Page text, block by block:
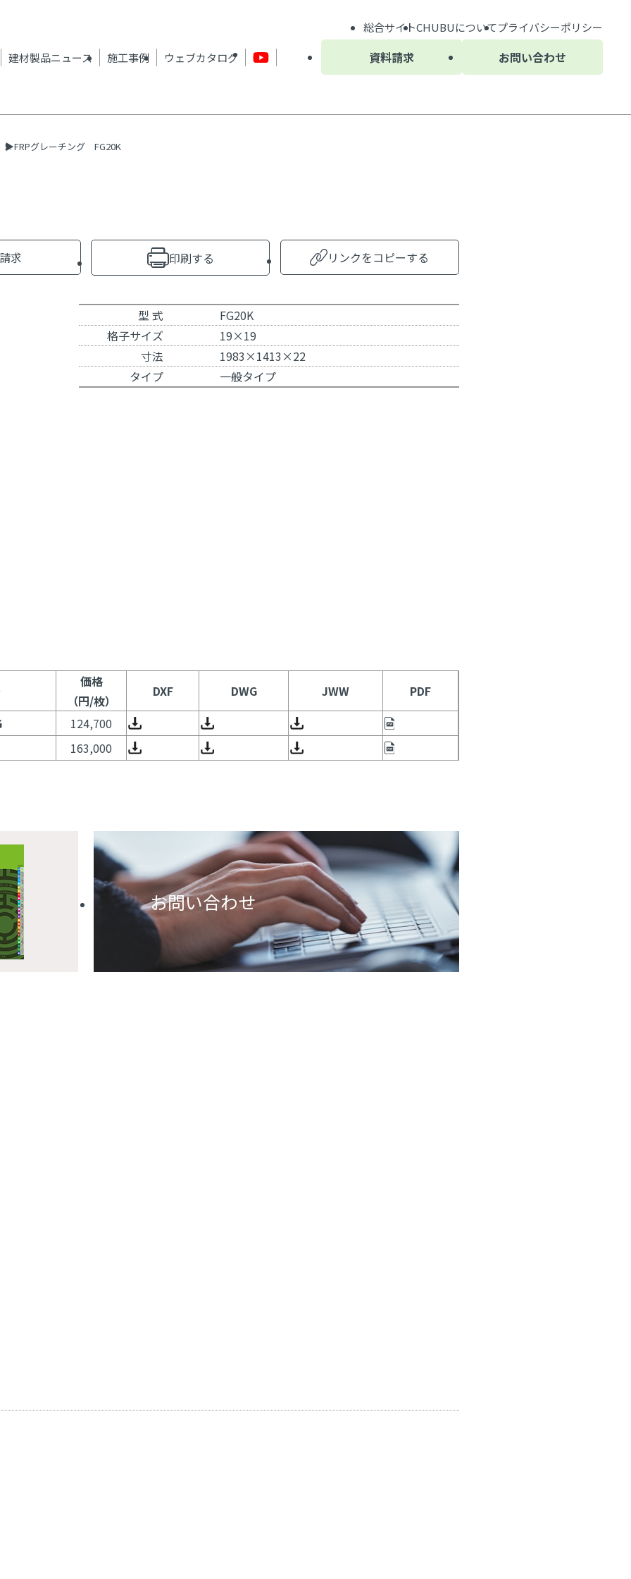
建材製品ニュース 施工事例 ウェブカタログ 資料請求 お問い合わせ
総合サイトCHUBUについてプライバシーポリシー
FRPグレーチング FG20K
求 印刷する リンクをコピーする
型 式
FG20K
格子サイズ
19×19
寸法
1983×1413×22
タイプ
一般タイプ
価格
（円/枚）
DXF DWG JWW
PDF
124,700
163,000
お問い合わせ